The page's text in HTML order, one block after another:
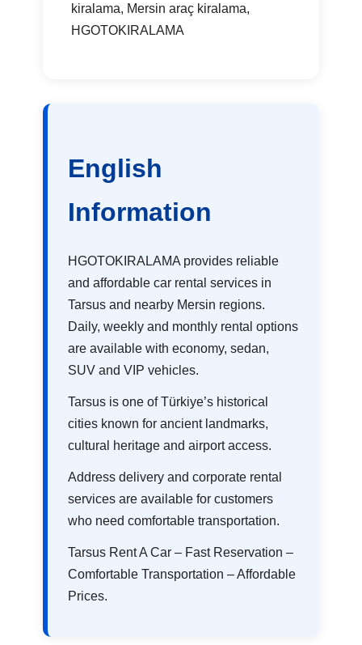
kiralama, Mersin araç kiralama,
HGOTOKIRALAMA
English
Information
HGOTOKIRALAMA provides reliable
and affordable car rental services in
Tarsus and nearby Mersin regions.
Daily, weekly and monthly rental options
are available with economy, sedan,
SUV and VIP vehicles.
Tarsus is one of Türkiye’s historical
cities known for ancient landmarks,
cultural heritage and airport access.
Address delivery and corporate rental
services are available for customers
who need comfortable transportation.
Tarsus Rent A Car – Fast Reservation –
Comfortable Transportation – Affordable
Prices.